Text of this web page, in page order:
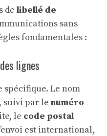
de libellé de
sans
fondamentales :
lignes
spécifique. Le nom
suivi par le numéro
le code postal
est international,